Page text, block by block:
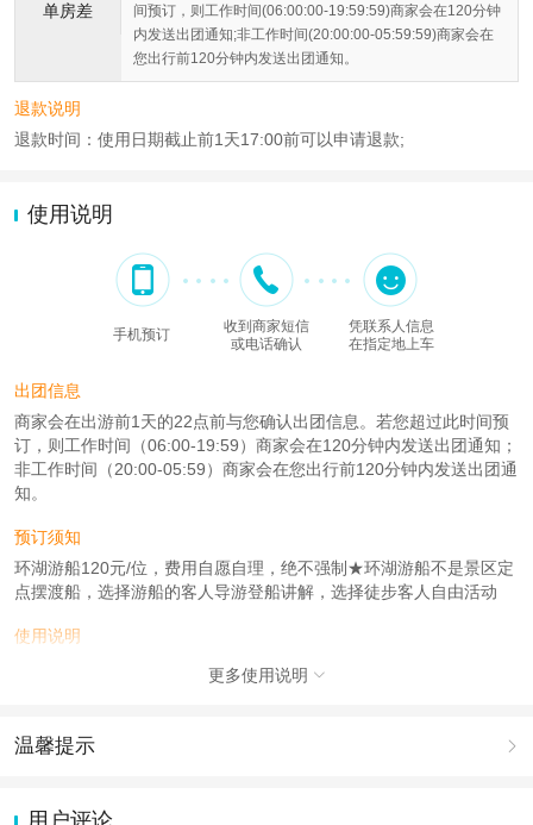
单房差
间预订，则工作时间(06:00:00-19:59:59)商家会在120分钟
内发送出团通知;非工作时间(20:00:00-05:59:59)商家会在
您出行前120分钟内发送出团通知。
退款说明
退款时间：使用日期截止前1天17:00前可以申请退款;
使用说明
手机预订
收到商家短信
或电话确认
凭联系人信息
在指定地上车
出团信息
商家会在出游前1天的22点前与您确认出团信息。若您超过此时间预
订，则工作时间（06:00-19:59）商家会在120分钟内发送出团通知；
非工作时间（20:00-05:59）商家会在您出行前120分钟内发送出团通
知。
预订须知
环湖游船120元/位，费用自愿自理，绝不强制★环湖游船不是景区定
点摆渡船，选择游船的客人导游登船讲解，选择徒步客人自由活动
使用说明
出游请携带好相关证件(身份证)进入景区直接刷身份证入园
产品说明
更多使用说明 
温馨提示 
动（如跳伞、潜水、滑雪等）前，请务必仔细阅读